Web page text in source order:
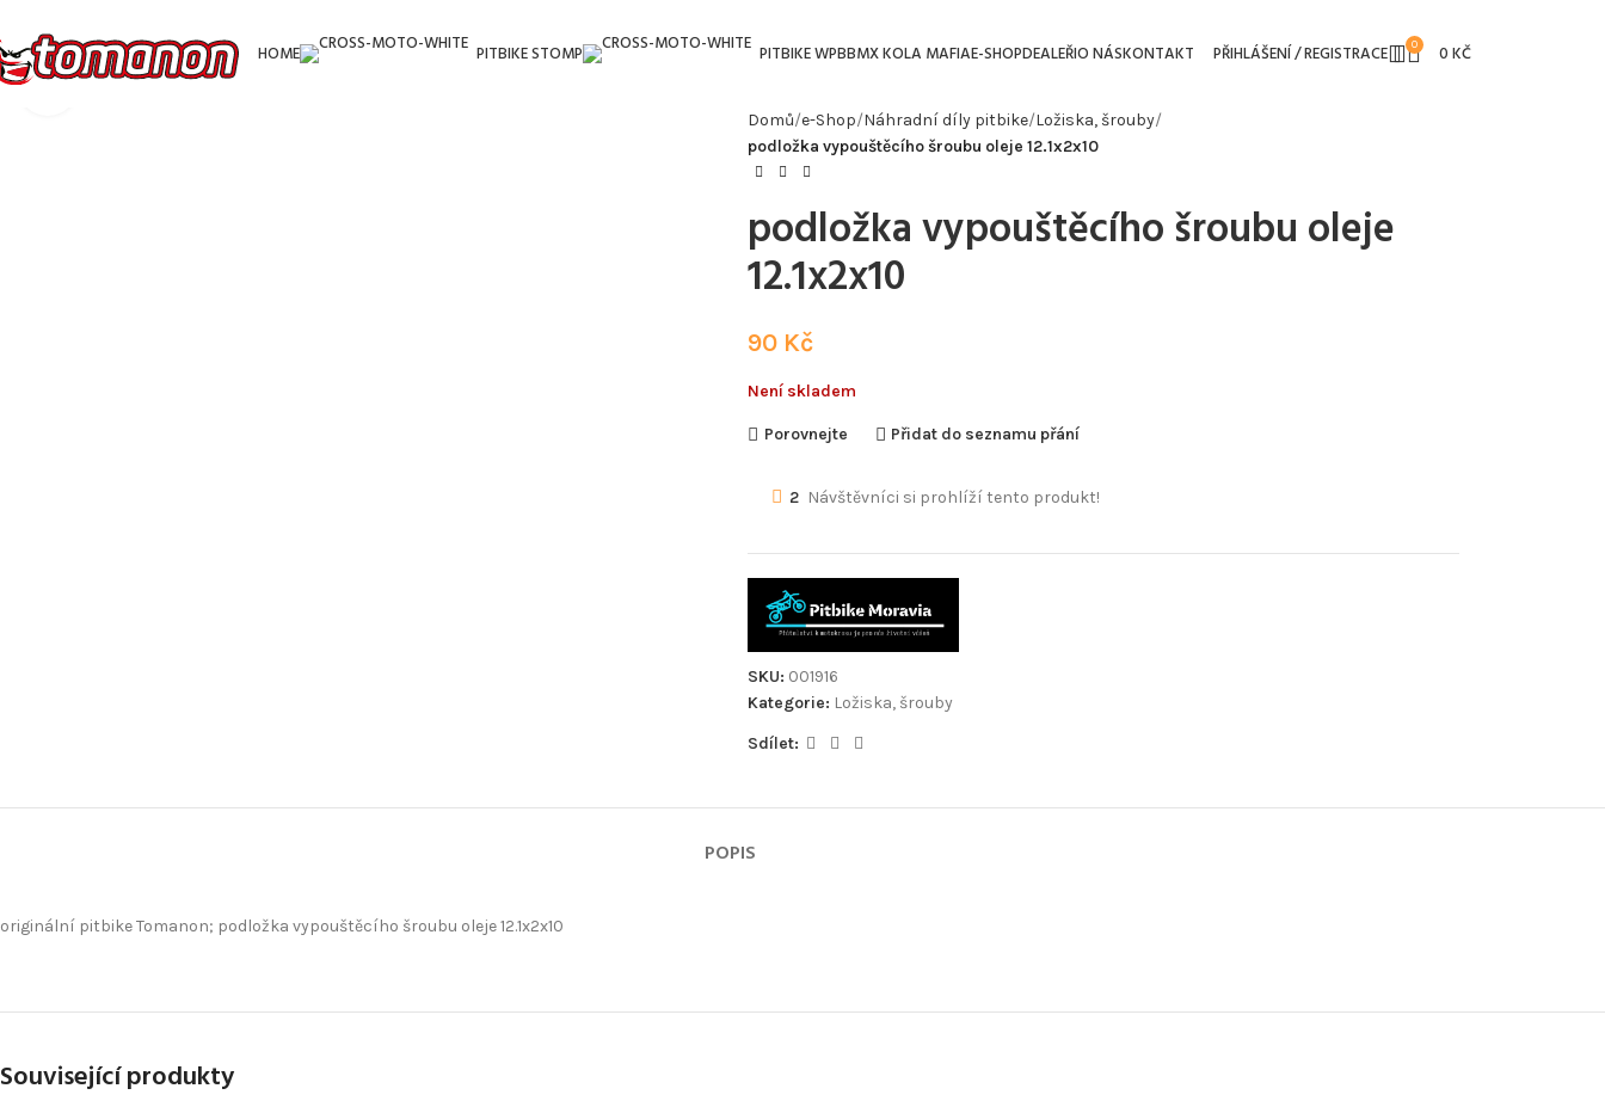
HOME PITBIKE STOMP PITBIKE WPBBMX KOLA MAFIAE-SHOPDEALEŘIO NÁSKONTAKT PŘIHLÁŠENÍ / REGISTRACE 0 0KČ
Kliknutím zvětšíte
Domů e-Shop Náhradní díly pitbike Ložiska, šrouby
podložka vypouštěcího šroubu oleje 12.1x2x10
podložka vypouštěcího šroubu oleje
12.1x2x10
90 Kč
Není skladem
Porovnejte Přidat do seznamu přání
2 Návštěvníci si prohlíží tento produkt!
SKU: 001916
Kategorie: Ložiska, šrouby
Sdílet:
POPIS
originální pitbike Tomanon; podložka vypouštěcího šroubu oleje 12.1x2x10
Související produkty